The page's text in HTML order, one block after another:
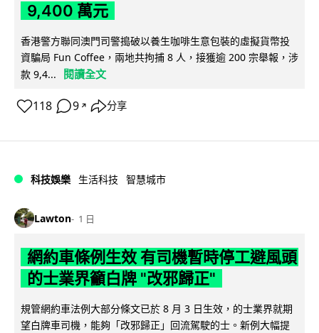
9,400 萬元
香港警方聯同澳門司警搗破以養生咖啡生意包裝的虛擬貨幣投
資騙局 Fun Coffee，兩地共拘捕 8 人，接獲逾 200 宗舉報，涉
款 9,4...
閱讀全文
118 9 ↗ 分享
科技娛樂 生活科技 智慧城市
Lawton 1 日
網約車條例生效 有司機暫時停工避風頭
的士業界籲白牌 "改邪歸正"
規管網約車法例大部分條文已於 8 月 3 日生效，的士業界就期
望白牌車司機，能夠「改邪歸正」回流駕駛的士。新例大幅提